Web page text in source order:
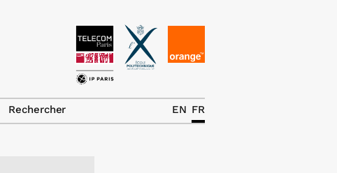
Rechercher FR
EN
News